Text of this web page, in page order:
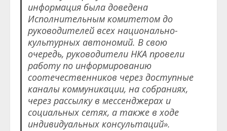
информация была доведена
Исполнительным комитетом до
руководителей всех национально-
культурных автономий. В свою
очередь, руководители НКА провели
работу по информированию
соотечественников через доступные
каналы коммуникации, на собраниях,
через рассылку в мессенджерах и
социальных сетях, а также в ходе
индивидуальных консультаций».